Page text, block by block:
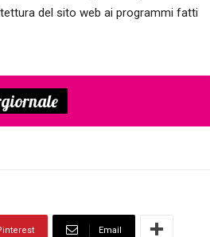
del sito web ai programmi fatti
Email